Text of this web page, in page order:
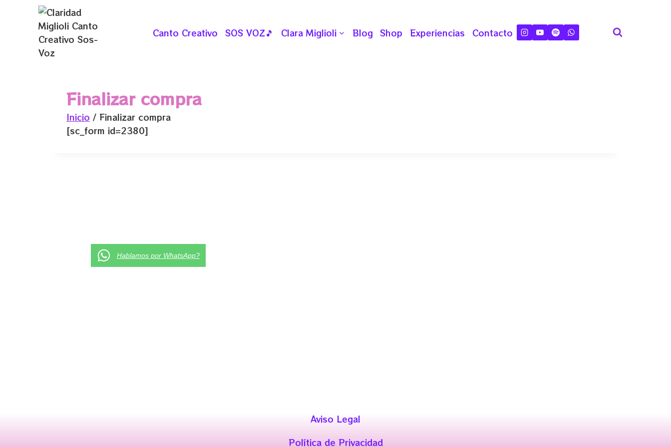
contenido
Canto Creativo SOS VOZ🎵 Clara Miglioli Blog Shop Experiencias Contacto
Finalizar compra
Inicio / Finalizar compra
[sc_form id=2380]
Aviso Legal
Política de Privacidad
Hablamos por WhatsApp?